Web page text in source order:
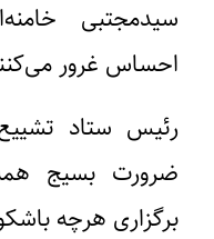
سیدمجتبی
احساس غرور
رئیس ستاد
ضرورت بسیج
برگزاری هرچه